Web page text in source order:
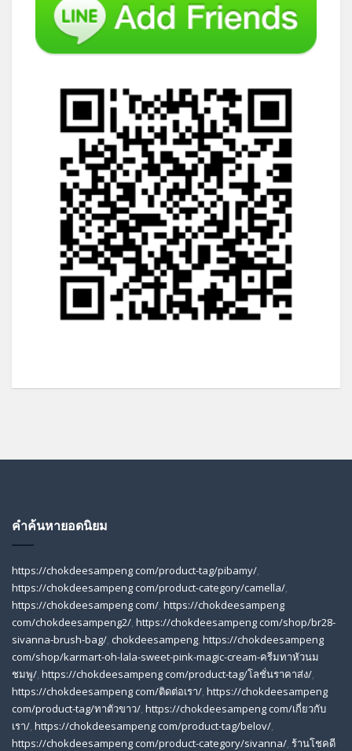
คำค้นหายอดนิยม
https://chokdeesampeng com/product-tag/pibamy/,
https://chokdeesampeng com/product-category/camella/,
https://chokdeesampeng com/, https://chokdeesampeng
com/chokdeesampeng2/, https://chokdeesampeng com/shop/br28-
sivanna-brush-bag/, chokdeesampeng, https://chokdeesampeng
com/shop/karmart-oh-lala-sweet-pink-magic-cream-ครีมทาหัวนม
ชมพู/, https://chokdeesampeng com/product-tag/โลชั่นราคาส่ง/,
https://chokdeesampeng com/ติดต่อเรา/, https://chokdeesampeng
com/product-tag/ทาตัวขาว/, https://chokdeesampeng com/เกี่ยวกับ
เรา/, https://chokdeesampeng com/product-tag/belov/,
https://chokdeesampeng com/product-category/sivanna/, ร้านโชคดี